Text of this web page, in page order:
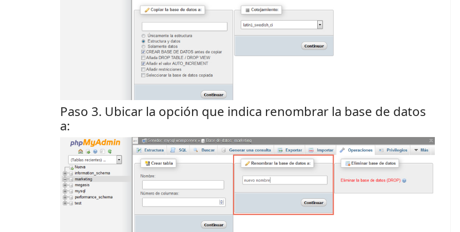
Paso 3. Ubicar la opción que indica renombrar la base de datos
a: